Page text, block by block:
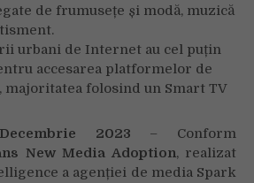
de frumusețe și modă, muzică
urbani de Internet au cel puțin
accesarea platformelor de
folosind un Smart TV
2023 – Conform
New Media Adoption, realizat
a agenției de media Spark